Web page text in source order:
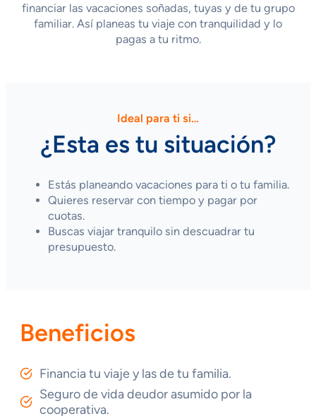
financiar las vacaciones soñadas, tuyas y de tu grupo
familiar. Así planeas tu viaje con tranquilidad y lo
pagas a tu ritmo.
Ideal para ti si…
¿Esta es tu situación?
Estás planeando vacaciones para ti o tu familia.
Quieres reservar con tiempo y pagar por
cuotas.
Buscas viajar tranquilo sin descuadrar tu
presupuesto.
Beneficios
Financia tu viaje y las de tu familia.
Seguro de vida deudor asumido por la
cooperativa.